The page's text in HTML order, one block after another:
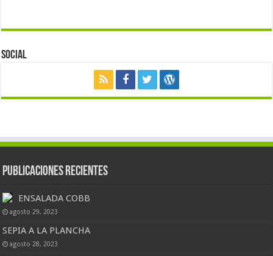
Social
Publicaciones Recientes
ENSALADA COBB
agosto 29, 2023
SEPIA A LA PLANCHA
agosto 28, 2023